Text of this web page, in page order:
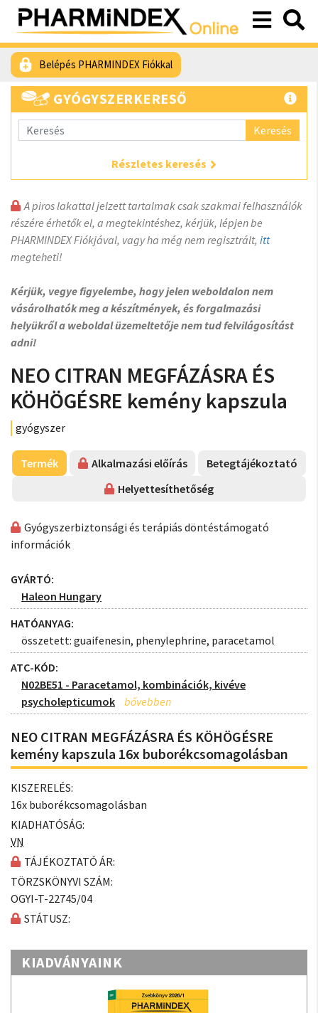
Belépés PHARMINDEX Fiókkal
GYÓGYSZERKERESŐ
Keresés
Részletes keresés
A piros lakattal jelzett tartalmak csak szakmai felhasználók
részére érhetők el, a megtekintéshez, kérjük, lépjen be
PHARMINDEX Fiókjával, vagy ha még nem regisztrált, itt
megteheti!
Kérjük, vegye figyelembe, hogy jelen weboldalon nem
vásárolhatók meg a készítmények, és forgalmazási
helyükről a weboldal üzemeltetője nem tud felvilágosítást
adni!
NEO CITRAN MEGFÁZÁSRA ÉS
KÖHÖGÉSRE kemény kapszula
gyógyszer
Termék Alkalmazási előírás
Betegtájékoztató
Helyettesíthetőség
Gyógyszerbiztonsági és terápiás döntéstámogató
információk
GYÁRTÓ:
Haleon Hungary
HATÓANYAG:
összetett: guaifenesin, phenylephrine, paracetamol
ATC-KÓD:
N02BE51 - Paracetamol, kombinációk, kivéve
psycholepticumok
NEO CITRAN MEGFÁZÁSRA ÉS KÖHÖGÉSRE
kemény kapszula 16x buborékcsomagolásban
KISZERELÉS:
16x buborékcsomagolásban
KIADHATÓSÁG:
VN
TÁJÉKOZTATÓ ÁR:
TÖRZSKÖNYVI SZÁM:
OGYI-T-22745/04
STÁTUSZ:
KIADVÁNYAINK